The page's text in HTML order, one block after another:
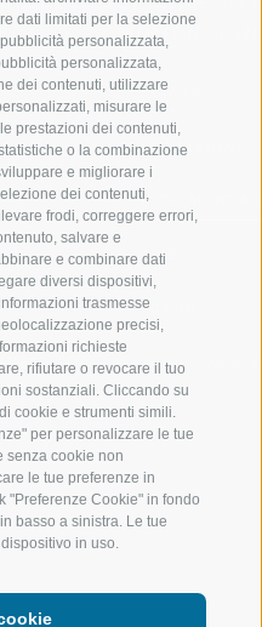
dati limitati per la selezione
personalizzata,
personalizzata,
dei contenuti, utilizzare
misurare le
prestazioni dei contenuti,
o la combinazione
e migliorare i
dei contenuti,
frodi, correggere errori,
salvare e
e combinare dati
diversi dispositivi,
trasmesse
precisi,
richieste
rifiutare o revocare il tuo
sostanziali. Cliccando su
cookie e strumenti simili.
per personalizzare le tue
senza cookie non
le tue preferenze in
"Preferenze Cookie" in fondo
basso a sinistra. Le tue
in uso.
MOMENTI
SCIARE
ESCURSIONI
ALTA
BIKE
FONDO
ACQUA DA